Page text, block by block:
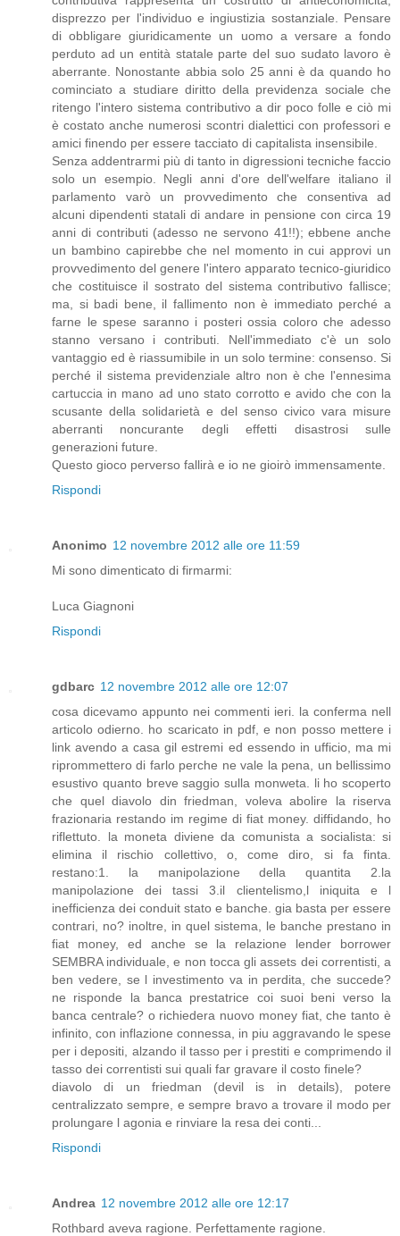
disprezzo per l'individuo e ingiustizia sostanziale. Pensare
di obbligare giuridicamente un uomo a versare a fondo
perduto ad un entità statale parte del suo sudato lavoro è
aberrante. Nonostante abbia solo 25 anni è da quando ho
cominciato a studiare diritto della previdenza sociale che
ritengo l'intero sistema contributivo a dir poco folle e ciò mi
è costato anche numerosi scontri dialettici con professori e
amici finendo per essere tacciato di capitalista insensibile.
Senza addentrarmi più di tanto in digressioni tecniche faccio
solo un esempio. Negli anni d'ore dell'welfare italiano il
parlamento varò un provvedimento che consentiva ad
alcuni dipendenti statali di andare in pensione con circa 19
anni di contributi (adesso ne servono 41!!); ebbene anche
un bambino capirebbe che nel momento in cui approvi un
provvedimento del genere l'intero apparato tecnico-giuridico
che costituisce il sostrato del sistema contributivo fallisce;
ma, si badi bene, il fallimento non è immediato perché a
farne le spese saranno i posteri ossia coloro che adesso
stanno versano i contributi. Nell'immediato c'è un solo
vantaggio ed è riassumibile in un solo termine: consenso. Si
perché il sistema previdenziale altro non è che l'ennesima
cartuccia in mano ad uno stato corrotto e avido che con la
scusante della solidarietà e del senso civico vara misure
aberranti noncurante degli effetti disastrosi sulle
generazioni future.
Questo gioco perverso fallirà e io ne gioirò immensamente.
Rispondi
Anonimo 12 novembre 2012 alle ore 11:59
Mi sono dimenticato di firmarmi:
Luca Giagnoni
Rispondi
gdbarc 12 novembre 2012 alle ore 12:07
cosa dicevamo appunto nei commenti ieri. la conferma nell
articolo odierno. ho scaricato in pdf, e non posso mettere i
link avendo a casa gil estremi ed essendo in ufficio, ma mi
riprommettero di farlo perche ne vale la pena, un bellissimo
esustivo quanto breve saggio sulla monweta. li ho scoperto
che quel diavolo din friedman, voleva abolire la riserva
frazionaria restando im regime di fiat money. diffidando, ho
riflettuto. la moneta diviene da comunista a socialista: si
elimina il rischio collettivo, o, come diro, si fa finta.
restano:1. la manipolazione della quantita 2.la
manipolazione dei tassi 3.il clientelismo,l iniquita e l
inefficienza dei conduit stato e banche. gia basta per essere
contrari, no? inoltre, in quel sistema, le banche prestano in
fiat money, ed anche se la relazione lender borrower
SEMBRA individuale, e non tocca gli assets dei correntisti, a
ben vedere, se l investimento va in perdita, che succede?
ne risponde la banca prestatrice coi suoi beni verso la
banca centrale? o richiedera nuovo money fiat, che tanto è
infinito, con inflazione connessa, in piu aggravando le spese
per i depositi, alzando il tasso per i prestiti e comprimendo il
tasso dei correntisti sui quali far gravare il costo finele?
diavolo di un friedman (devil is in details), potere
centralizzato sempre, e sempre bravo a trovare il modo per
prolungare l agonia e rinviare la resa dei conti...
Rispondi
Andrea 12 novembre 2012 alle ore 12:17
Rothbard aveva ragione. Perfettamente ragione.